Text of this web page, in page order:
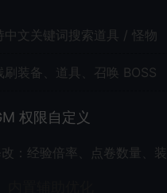
中文关键词搜索道具 / 怪物
刷装备、道具、召唤 BOSS
权限自定义
：经验倍率、点卷数量、